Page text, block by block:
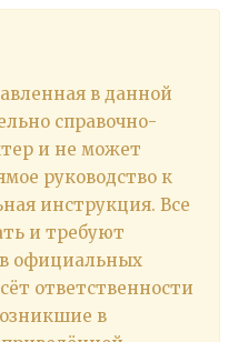
в данной
справочно-
и не может
руководство к
инструкция. Все
и требуют
официальных
ответственности
в